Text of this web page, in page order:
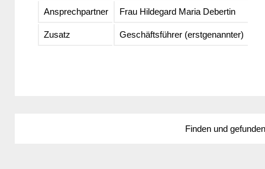
Ansprechpartner Frau Hildegard Maria Debertin
Zusatz Geschäftsführer (erstgenannter)
Finden und